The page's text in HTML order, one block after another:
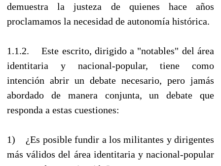
demuestra la justeza de quienes hace años
proclamamos la necesidad de autonomía histórica.
1.1.2. Este escrito, dirigido a "notables" del área
identitaria y nacional-popular, tiene como
intención abrir un debate necesario, pero jamás
abordado de manera conjunta, un debate que
responda a estas cuestiones:
1) ¿Es posible fundir a los militantes y dirigentes
más válidos del área identitaria y nacional-popular